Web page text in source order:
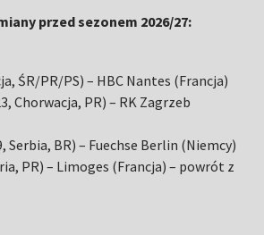
przed sezonem 2026/27:
ŚR/PR/PS) – HBC Nantes (Francja)
Chorwacja, PR) – RK Zagrzeb
Serbia, BR) – Fuechse Berlin (Niemcy)
PR) – Limoges (Francja) – powrót z